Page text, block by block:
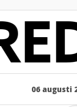
06 augusti